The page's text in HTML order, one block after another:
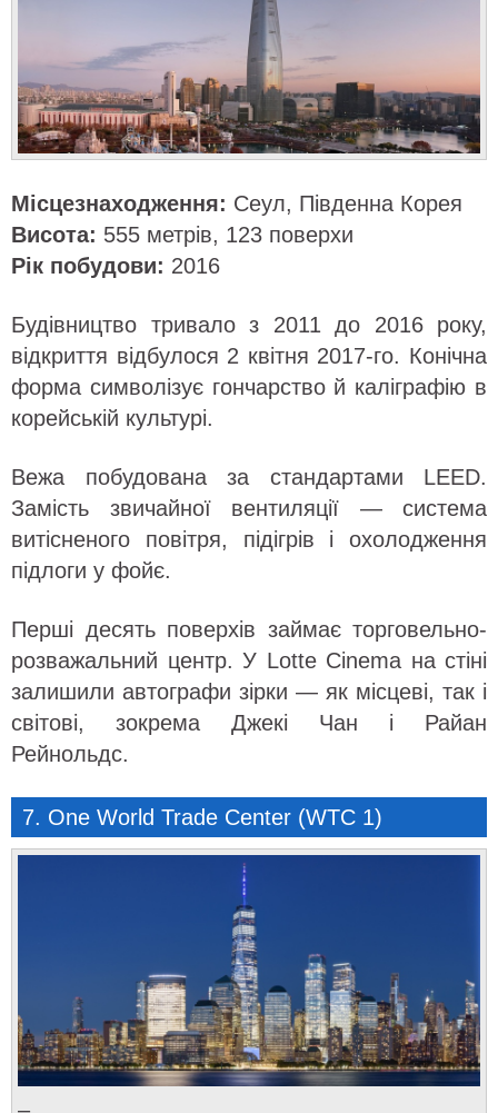
Місцезнаходження: Сеул, Південна Корея
Висота: 555 метрів, 123 поверхи
Рік побудови: 2016
Будівництво тривало з 2011 до 2016 року,
відкриття відбулося 2 квітня 2017-го. Конічна
форма символізує гончарство й каліграфію в
корейській культурі.
Вежа побудована за стандартами LEED.
Замість звичайної вентиляції — система
витісненого повітря, підігрів і охолодження
підлоги у фойє.
Перші десять поверхів займає торговельно-
розважальний центр. У Lotte Cinema на стіні
залишили автографи зірки — як місцеві, так і
світові, зокрема Джекі Чан і Райан
Рейнольдс.
7. One World Trade Center (WTC 1)